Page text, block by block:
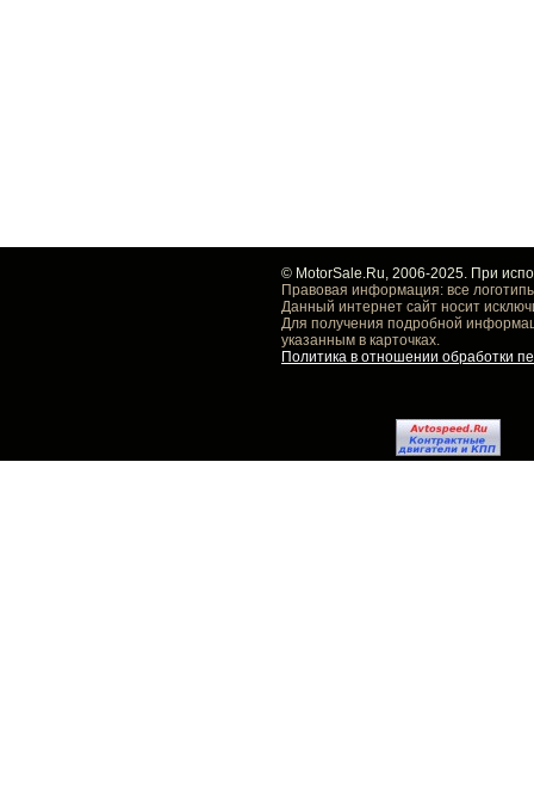
© MotorSale.Ru, 2006-2025. При
Правовая информация: все
Данный интернет сайт носит
Для получения подробной
указанным в карточках.
Политика в отношении обработки